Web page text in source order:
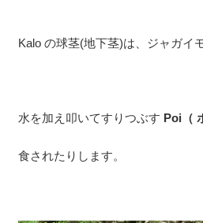
Kalo の球茎(地下茎)は、ジャガイ
水を加え叩いてすりつぶす Poi（
食されたりします。